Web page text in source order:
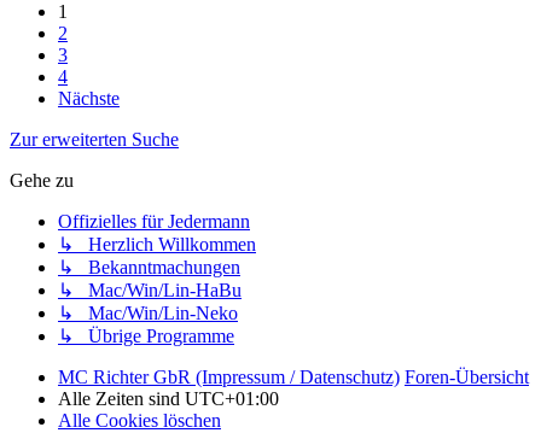
1
2
3
4
Nächste
Zur erweiterten Suche
Gehe zu
Offizielles für Jedermann
↳ Herzlich Willkommen
↳ Bekanntmachungen
↳ Mac/Win/Lin-HaBu
↳ Mac/Win/Lin-Neko
↳ Übrige Programme
MC Richter GbR (Impressum / Datenschutz) Foren-Übersicht
Alle Zeiten sind UTC+01:00
Alle Cookies löschen